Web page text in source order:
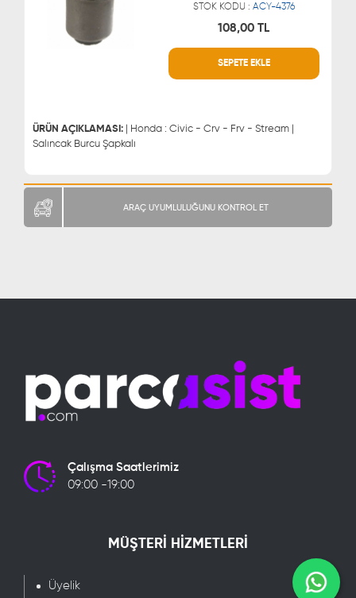
STOK KODU : ACY-4376
108,00 TL
SEPETE EKLE
ÜRÜN AÇIKLAMASI: | Honda : Civic - Crv - Frv - Stream |
Salıncak Burcu Şapkalı
MÜŞTERİ HİZMETLERİ
ARAÇ UYUMLULUĞUNU KONTROL ET
Çalışma Saatlerimiz
09:00 -19:00
MÜŞTERİ HİZMETLERİ
Üyelik